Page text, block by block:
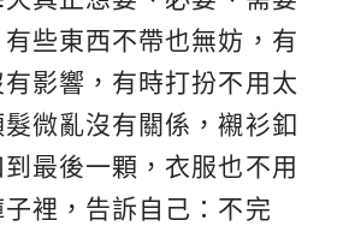
些東西不帶也無妨，有
影響，有時打扮不用太
微亂沒有關係，襯衫釦
最後一顆，衣服也不用
裡，告訴自己：不完